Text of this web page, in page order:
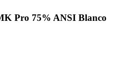
Pro 75% ANSI Blanco